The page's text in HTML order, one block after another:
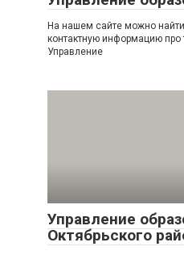
На нашем сайте можно
контактную информацию про
Управление
Управление
Октябрьского